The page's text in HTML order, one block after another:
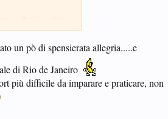
nella home ed ho
un pò di spensierata allegria.....e
di Rio de Janeiro
più difficile da imparare e praticare, non